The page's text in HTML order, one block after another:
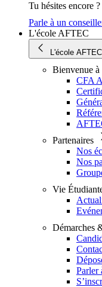
Tu hésites encore ?
Parle à un
L'école AFTEC
L'école AFTEC
Bienvenue
CFA
Partenaires
Nos
Nos
Vie
Démarches
Parler